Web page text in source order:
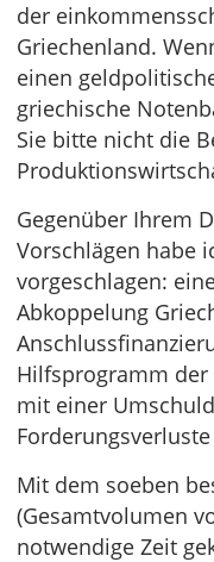
der
Griechenland.
einen
griechische
Sie bitte nicht die
Gegenüber Ihrem
Vorschlägen habe
vorgeschla­gen:
Abkoppelung
Hilfsprogramm der
mit einer
Mit dem soeben
(Gesamtvolumen
notwendige Zeit